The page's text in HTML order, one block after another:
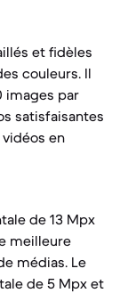
et fidèles
couleurs. Il
images par
satisfaisantes
en
de 13 Mpx
meilleure
médias. Le
de 5 Mpx et